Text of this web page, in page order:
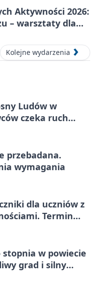
Aktywności 2026:
– warsztaty dla
Kolejne wydarzenia
Ludów w
czeka ruch
przebadana.
wymagania
dla uczniów z
Termin
w powiecie
grad i silny